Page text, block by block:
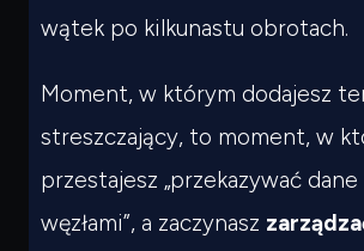
wątek po kilkunastu obrotach.
Moment, w którym dodajesz
streszczający, to moment, w
przestajesz „przekazywać
węzłami”, a zaczynasz